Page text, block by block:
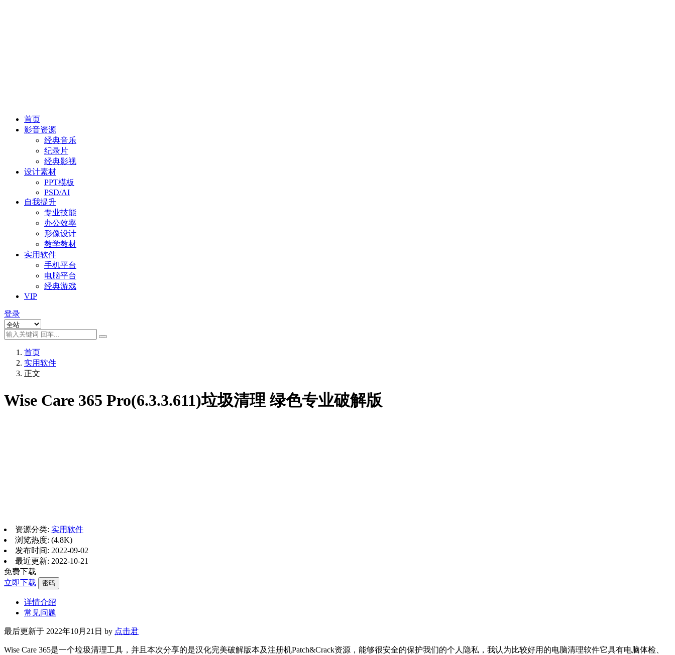
首页
影音资源
经典音乐
纪录片
经典影视
设计素材
PPT模板
PSD/AI
自我提升
专业技能
办公效率
形像设计
教学教材
实用软件
手机平台
电脑平台
经典游戏
VIP
登录
首页
实用软件
正文
Wise Care 365 Pro(6.3.3.611)垃圾清理 绿色专业破解版
资源分类: 实用软件
浏览热度: (4.8K)
发布时间: 2022-09-02
最近更新: 2022-10-21
免费下载
立即下载
密码
详情介绍
常见问题
最后更新于 2022年10月21日 by 点击君
Wise Care 365是一个垃圾清理工具，并且本次分享的是汉化完美破解版本及注册机Patch&Crack资源，能够很安全的保护我们的个人隐私，我认为比较好用的电脑清理软件它具有电脑体检、